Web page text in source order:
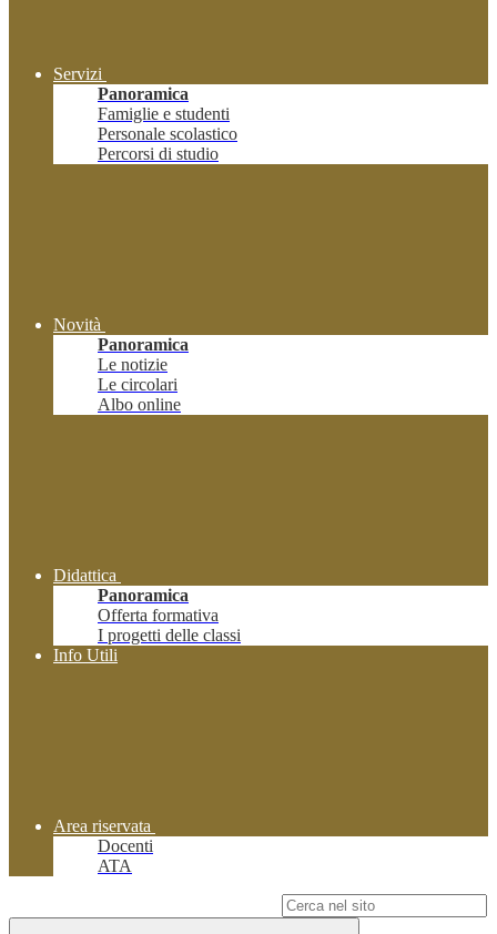
Servizi
Panoramica
Famiglie e studenti
Personale scolastico
Percorsi di studio
Novità
Panoramica
Le notizie
Le circolari
Albo online
Didattica
Panoramica
Offerta formativa
I progetti delle classi
Info Utili
Area riservata
Docenti
ATA